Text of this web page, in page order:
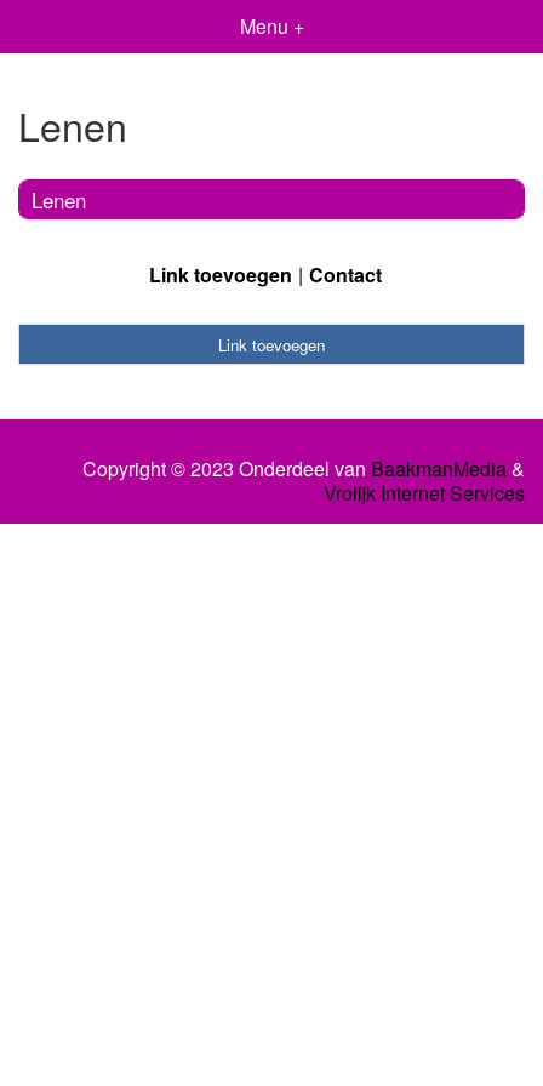
Menu +
Lenen
Lenen
Link toevoegen Contact
Link toevoegen
Copyright © 2023 Onderdeel van BaakmanMedia&
Vrolijk Internet Services